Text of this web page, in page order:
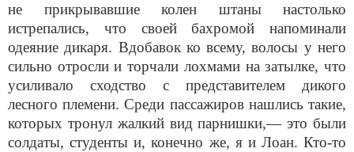
не прикрывавшие колен штаны настолько
истрепались, что своей бахромой напоминали
одеяние дикаря. Вдобавок ко всему, волосы у него
сильно отросли и торчали лохмами на затылке, что
усиливало сходство с представителем дикого
лесного племени. Среди пассажиров нашлись такие,
которых тронул жалкий вид парнишки,— это были
солдаты, студенты и, конечно же, я и Лоан. Кто-то